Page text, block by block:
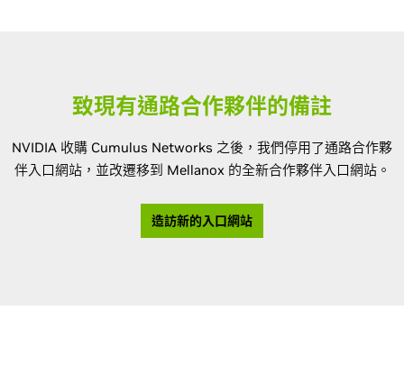
致現有通路合作夥伴的備註
NVIDIA 收購 Cumulus Networks 之後，我們停用了通路合作夥
伴入口網站，並改遷移到 Mellanox 的全新合作夥伴入口網站。
造訪新的入口網站